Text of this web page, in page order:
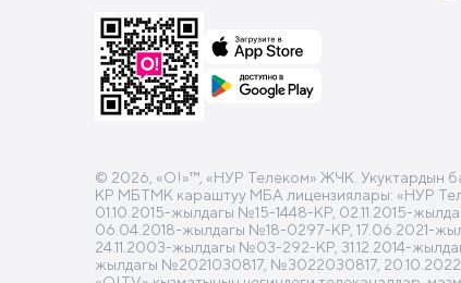
© 2026, «O!»™, «НУР Телеком» ЖЧК. Укуктардын
КР МБТМК караштуу МБА лицензиялары: «НУР
01.10.2015-жылдагы №15-1448-КР, 02.11.2015-
06.04.2018-жылдагы №18-0297-КР, 17.06.2021-
24.11.2003-жылдагы №03-292-КР, 31.12.2014-
жылдагы №2021030817, №3022030817,